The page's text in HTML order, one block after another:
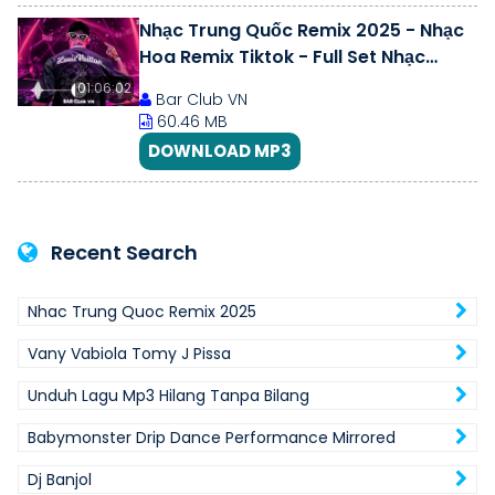
01:06:02
Nhạc Trung Quốc Remix 2025 - Nhạc
Hoa Remix Tiktok - Full Set Nhạc
Bar Club VN
60.46 MB
DOWNLOAD MP3
Recent Search
Nhac Trung Quoc Remix 2025
Vany Vabiola Tomy J Pissa
Unduh Lagu Mp3 Hilang Tanpa Bilang
Babymonster Drip Dance Performance Mirrored
Dj Banjol